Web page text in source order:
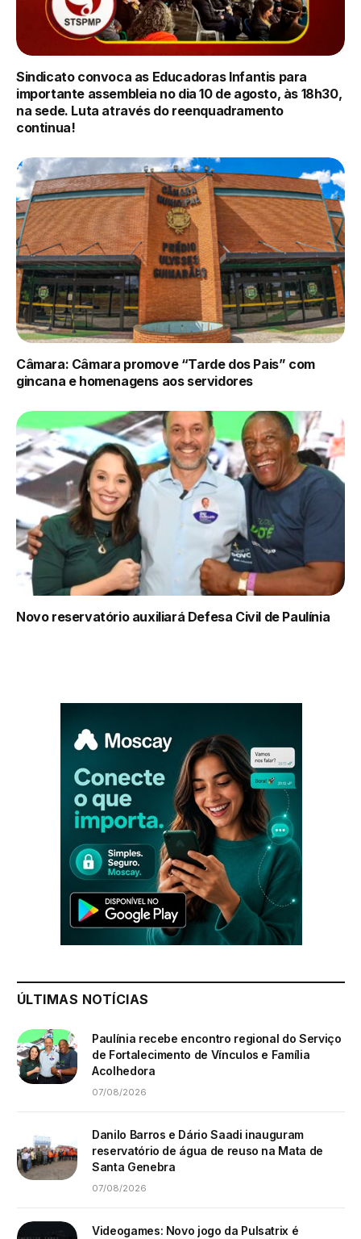
Sindicato convoca as Educadoras Infantis para
importante assembleia no dia 10 de agosto, às 18h30,
na sede. Luta através do reenquadramento
continua!
Câmara: Câmara promove “Tarde dos Pais” com
gincana e homenagens aos servidores
Novo reservatório auxiliará Defesa Civil de Paulínia
ÚLTIMAS NOTÍCIAS
Paulínia recebe encontro regional do Serviço
de Fortalecimento de Vínculos e Família
Acolhedora
07/08/2026
Danilo Barros e Dário Saadi inauguram
reservatório de água de reuso na Mata de
Santa Genebra
07/08/2026
Videogames: Novo jogo da Pulsatrix é